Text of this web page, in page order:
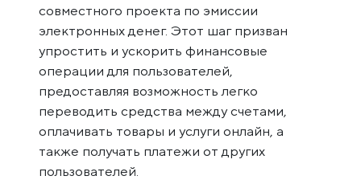
совместного проекта по эмиссии
электронных денег. Этот шаг призван
упростить и ускорить финансовые
операции для пользователей,
предоставляя возможность легко
переводить средства между счетами,
оплачивать товары и услуги онлайн, а
также получать платежи от других
пользователей.